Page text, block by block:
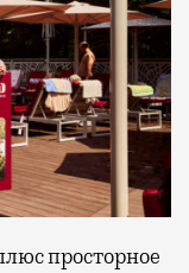
просторное